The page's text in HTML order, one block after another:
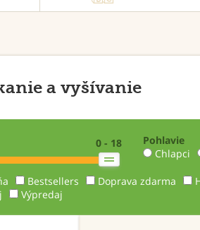
a vyšívanie
0 - 18
Pohlavie
Chlapci
Bestsellers Doprava zdarma
Výpredaj